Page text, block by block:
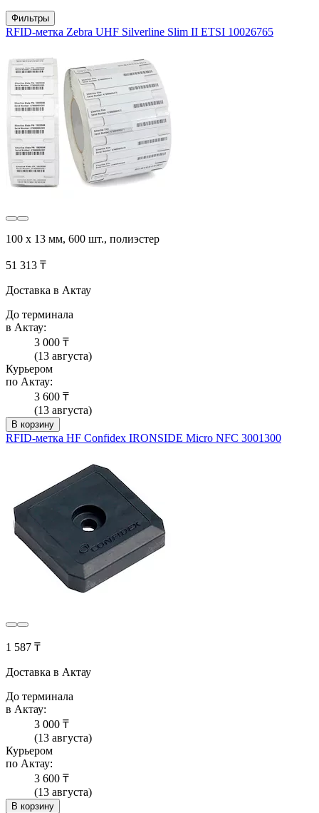
Фильтры
RFID-метка Zebra UHF Silverline Slim II ETSI 10026765
100 х 13 мм, 600 шт., полиэстер
51 313 ₸
Доставка в Актау
До терминала
в Актау:
3 000 ₸
(13 августа)
Курьером
по Актау:
3 600 ₸
(13 августа)
В корзину
RFID-метка HF Confidex IRONSIDE Micro NFC 3001300
1 587 ₸
Доставка в Актау
До терминала
в Актау:
3 000 ₸
(13 августа)
Курьером
по Актау:
3 600 ₸
(13 августа)
В корзину